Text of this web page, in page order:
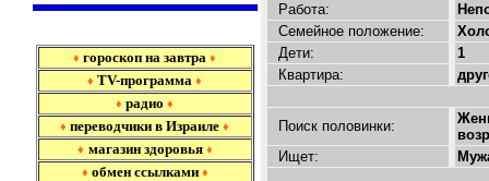
♦ гороскоп на завтра ♦
♦ TV-программа ♦
♦ радио ♦
♦ переводчики в Израиле ♦
♦ магазин здоровья ♦
♦ обмен ссылками ♦
Работа:
Семейное положение:
Дети:
1
Квартира:
Поиск половинки:
Ищет: